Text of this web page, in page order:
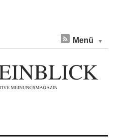
Menü